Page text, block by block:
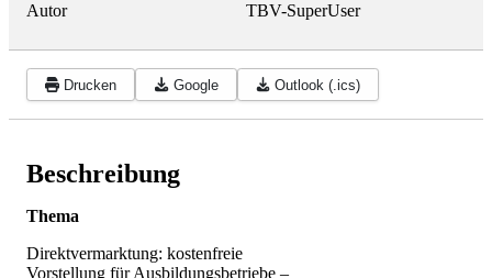
Autor
TBV-SuperUser
Drucken Google Outlook (.ics)
Beschreibung
Thema
Direktvermarktung: kostenfreie
Vorstellung für Ausbildungsbetriebe –